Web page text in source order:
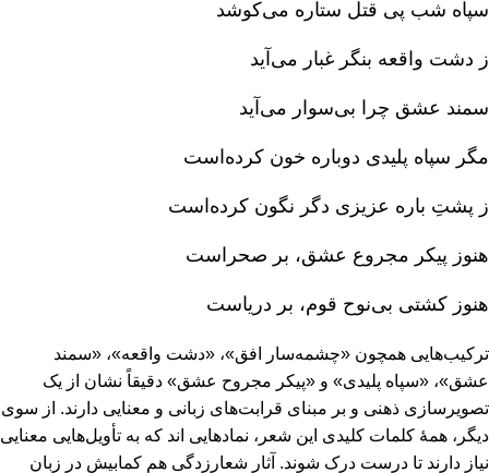
سپاه شب پی قتل ستاره می‌کوشد
ز دشت واقعه بنگر غبار می‌آید
سمند عشق چرا بی‌سوار می‌آید
مگر سپاه پلیدی دوباره خون کرده‌است‌
ز پشت‌ِ باره عزیزی دگر نگون کرده‌است‌
هنوز پیکر مجروع عشق‌، بر صحراست‌
هنوز کشتی بی‌نوح قوم‌، بر دریاست‌
ترکیب‌هایی همچون «چشمه‌سار افق‌»، «دشت واقعه‌»، «سمند
عشق‌»، «سپاه پلیدی‌» و «پیکر مجروح عشق‌» دقیقاً نشان از یک
تصویرسازی ذهنی و بر مبنای قرابت‌های زبانی و معنایی دارند. از سوی
دیگر، همۀ کلمات کلیدی این شعر، نمادهایی اند که به تأویل‌هایی معنایی
نیاز دارند تا درست درک شوند. آثار شعارزدگی هم کمابیش در زبان